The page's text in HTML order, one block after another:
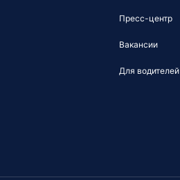
Пресс-центр
Вакансии
Для водителей